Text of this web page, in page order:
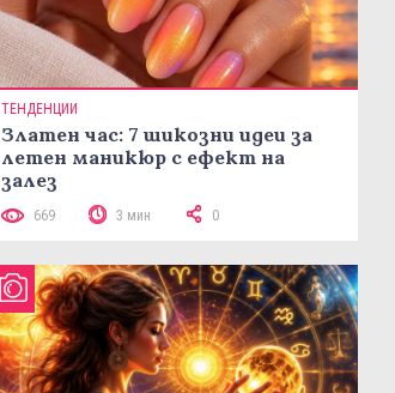
ТЕНДЕНЦИИ
Златен час: 7 шикозни идеи за
летен маникюр с ефект на
залез
669 3 мин 0